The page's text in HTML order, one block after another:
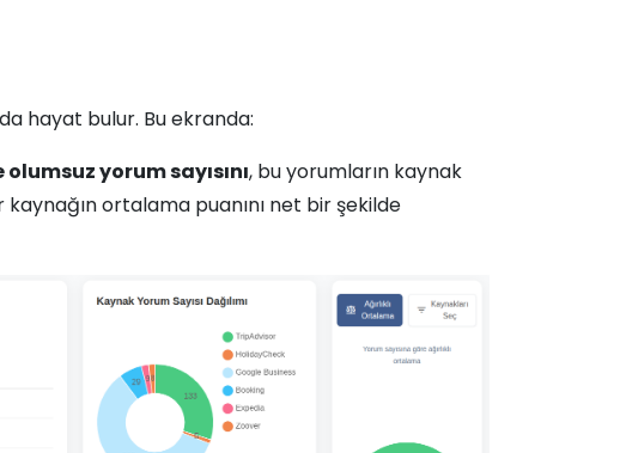
hayat bulur. Bu ekranda:
yorum sayısını, bu yorumların kaynak
kaynağın ortalama puanını net bir şekilde